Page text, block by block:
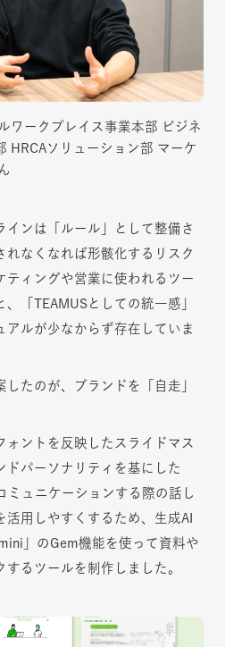
ワークプレイス事業本部 ビジネ
HRCAソリューション部 マーケ
インは「ルール」として整備さ
れなくなれば形骸化するリスク
ティングや営業に使われるツー
「TEAMUSとしての統一感」
アルが少なからず存在していま
たのが、ブランドを「自走」
ォントを反映したスライドマス
ドパーソナリティを基にした
ミュニケーションする際の話し
活用しやすくするため、生成AI
」のGem機能を使って資料や
るツールを制作しました。